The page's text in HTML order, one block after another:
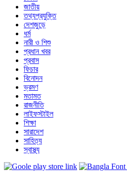
জাতীয়
তথ্যপ্রযুক্তি
দেশজুড়ে
ধর্ম
নারী ও শিশু
প্রধান খবর
প্রবাস
ফিচার
বিনোদন
ভ্রমণ
মতামত
রাজনীতি
লাইফস্টাইল
শিক্ষা
সারাদেশ
সাহিত্য
স্বাস্থ্য